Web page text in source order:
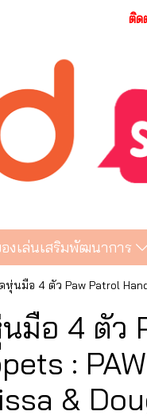
ติด
งเล่นเสริมพัฒนาการ
หุ่นมือ 4 ตัว Paw Patrol
มือ 4 ตัว
:
&